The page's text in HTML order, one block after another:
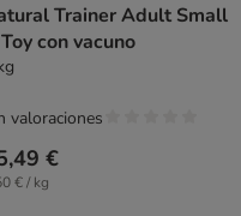
Trainer Adult Small
con vacuno
€
€ / kg
valoraciones